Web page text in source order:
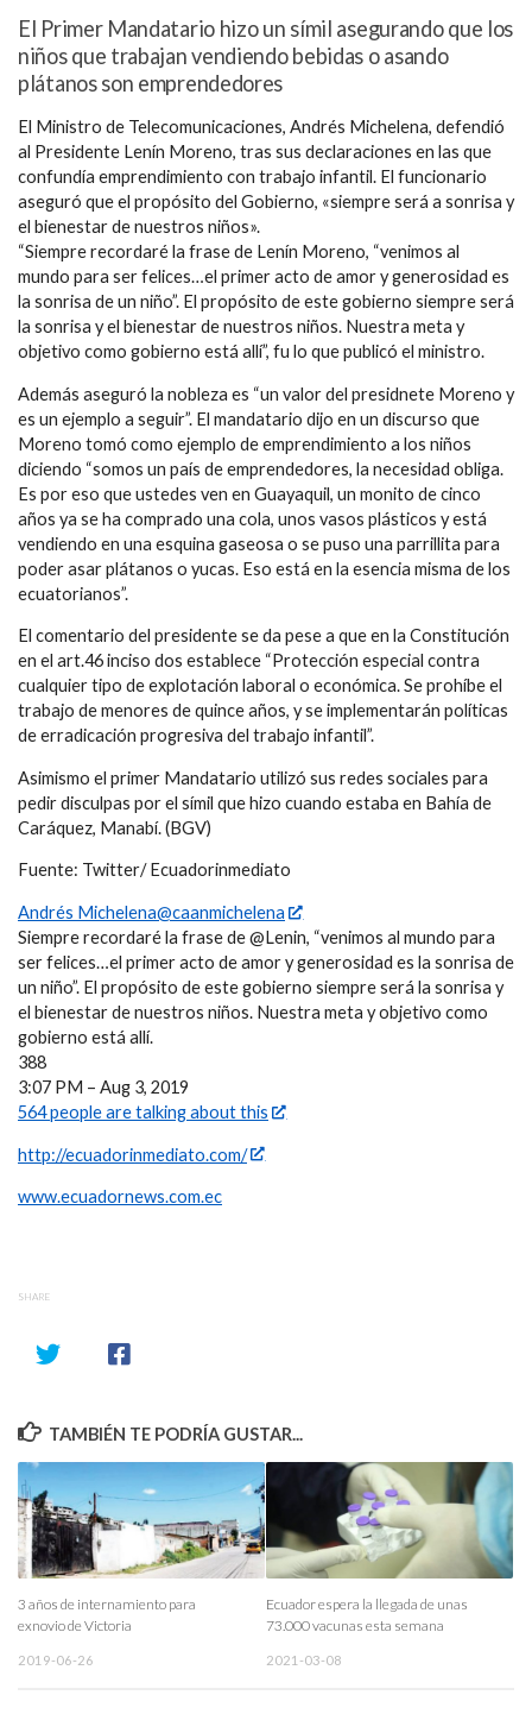
El Primer Mandatario hizo un símil asegurando que los
niños que trabajan vendiendo bebidas o asando
plátanos son emprendedores
El Ministro de Telecomunicaciones, Andrés Michelena, defendió
al Presidente Lenín Moreno, tras sus declaraciones en las que
confundía emprendimiento con trabajo infantil. El funcionario
aseguró que el propósito del Gobierno, «siempre será a sonrisa y
el bienestar de nuestros niños».
“Siempre recordaré la frase de Lenín Moreno, “venimos al
mundo para ser felices…el primer acto de amor y generosidad es
la sonrisa de un niño”. El propósito de este gobierno siempre será
la sonrisa y el bienestar de nuestros niños. Nuestra meta y
objetivo como gobierno está allí”, fu lo que publicó el ministro.
Además aseguró la nobleza es “un valor del presidnete Moreno y
es un ejemplo a seguir”. El mandatario dijo en un discurso que
Moreno tomó como ejemplo de emprendimiento a los niños
diciendo “somos un país de emprendedores, la necesidad obliga.
Es por eso que ustedes ven en Guayaquil, un monito de cinco
años ya se ha comprado una cola, unos vasos plásticos y está
vendiendo en una esquina gaseosa o se puso una parrillita para
poder asar plátanos o yucas. Eso está en la esencia misma de los
ecuatorianos”.
El comentario del presidente se da pese a que en la Constitución
en el art.46 inciso dos establece “Protección especial contra
cualquier tipo de explotación laboral o económica. Se prohíbe el
trabajo de menores de quince años, y se implementarán políticas
de erradicación progresiva del trabajo infantil”.
Asimismo el primer Mandatario utilizó sus redes sociales para
pedir disculpas por el símil que hizo cuando estaba en Bahía de
Caráquez, Manabí. (BGV)
Fuente: Twitter/ Ecuadorinmediato
Andrés Michelena@caanmichelena
Siempre recordaré la frase de @Lenin, “venimos al mundo para
ser felices…el primer acto de amor y generosidad es la sonrisa de
un niño”. El propósito de este gobierno siempre será la sonrisa y
el bienestar de nuestros niños. Nuestra meta y objetivo como
gobierno está allí.
388
3:07 PM – Aug 3, 2019
564 people are talking about this
http://ecuadorinmediato.com/
www.ecuadornews.com.ec
SHARE
TAMBIÉN TE PODRÍA GUSTAR...
3 años de internamiento para
exnovio de Victoria
2019-06-26
Ecuador espera la llegada de unas
73.000 vacunas esta semana
2021-03-08